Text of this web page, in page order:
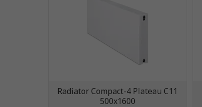
Radiator Compact-4 Plateau C11
500x1600